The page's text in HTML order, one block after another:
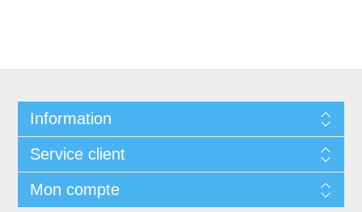
Information
Service client
Mon compte